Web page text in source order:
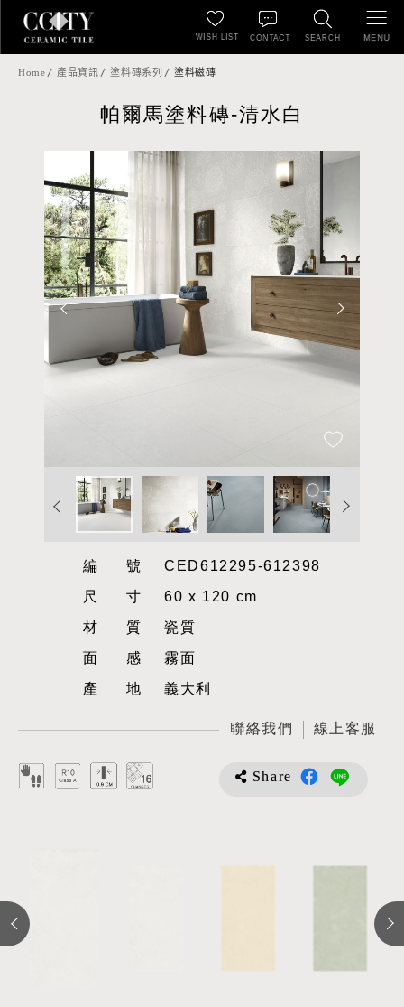
SEARCH
WISH LIST CONTACT MENU
Home 產品資訊 塗料磚系列 塗料磁磚
帕爾馬塗料磚-清水白
編號CED612295-612398
尺寸60 x 120 cm
材質瓷質
面感霧面
產地義大利
聯絡我們 線上客服
Share